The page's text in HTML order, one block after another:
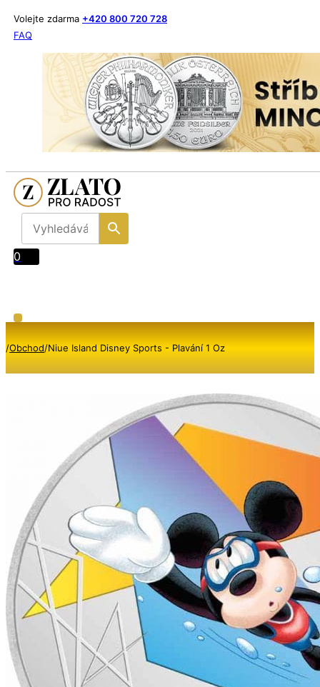
Volejte zdarma +420 800 720 728
FAQ
0
/Obchod/Niue Island Disney Sports - Plavání 1 Oz